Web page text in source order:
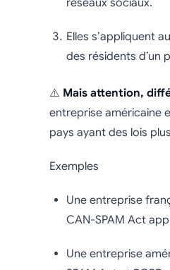
réseaux sociaux.
Elles s’appliquent
des résidents d’un
⚠️ Mais attention,
entreprise américaine
pays ayant des lois
Exemples
Une entreprise
CAN-SPAM Act
Une entreprise